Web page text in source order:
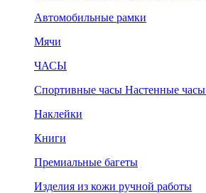
Автомобильные рамки
Мячи
ЧАСЫ
Спортивные часы Настенные часы
Наклейки
Книги
Премиальные багеты
Изделия из кожи ручной работы